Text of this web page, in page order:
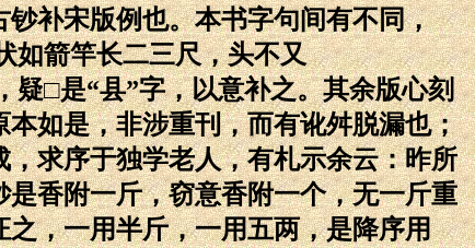
补宋版例也。本书字句间有不同，
如箭竿长二三尺，头不又
疑□是“县”字，以意补之。其余版心刻
如是，非涉重刊，而有讹舛脱漏也；
求序于独学老人，有札示余云：昨所
香附一斤，窃意香附一个，无一斤重
，一用半斤，一用五两，是降序用